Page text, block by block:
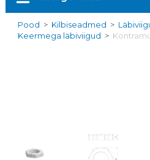
Pood > Kilbiseadmed >
Keermega läbiviigud >